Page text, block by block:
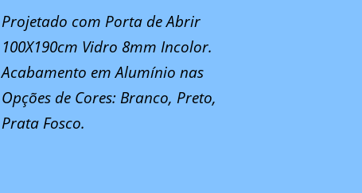
Projetado com Porta de Abrir
100X190cm Vidro 8mm Incolor.
Acabamento em Alumínio nas
Opções de Cores: Branco, Preto,
Prata Fosco.